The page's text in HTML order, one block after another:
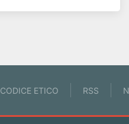
CODICE ETICO RSS